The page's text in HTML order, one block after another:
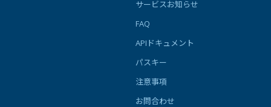
サービスお知らせ
FAQ
APIドキュメント
パスキー
注意事項
お問合わせ